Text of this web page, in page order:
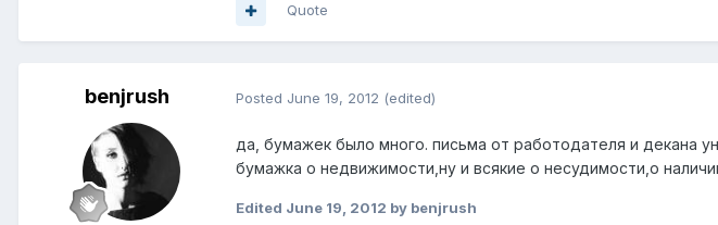
Quote
benjrush Posted June 19, 2012 (edited)
да, бумажек было много. письма от работодателя и декана
бумажка о недвижимости,ну и всякие о несудимости,о
Edited June 19, 2012 by benjrush